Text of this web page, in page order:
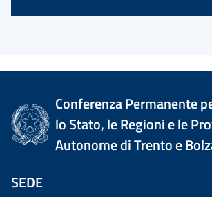
Conferenza Permanente
lo Stato, le Regioni e le
Autonome di Trento e
SEDE